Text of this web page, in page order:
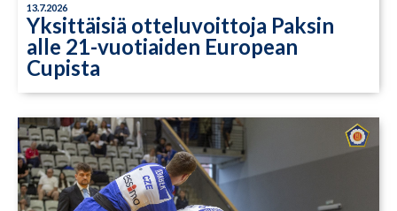
13.7.2026
Yksittäisiä otteluvoittoja Paksin
alle 21-vuotiaiden European
Cupista